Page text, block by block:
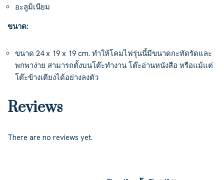
อะลูมิเนียม
ขนาด:
ขนาด 24 x 19 x 19 cm. ทำให้โคมไฟรุ่นนี้มีขนาดกะทัดรัดและ
พกพาง่าย สามารถตั้งบนโต๊ะทำงาน โต๊ะอ่านหนังสือ หรือแม้แต่
โต๊ะข้างเตียงได้อย่างลงตัว
Reviews
There are no reviews yet.